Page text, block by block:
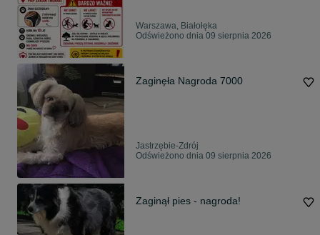
Warszawa, Białołęka
Odświeżono dnia 09 sierpnia 2026
Zaginęła Nagroda 7000
Jastrzębie-Zdrój
Odświeżono dnia 09 sierpnia 2026
Zaginął pies - nagroda!